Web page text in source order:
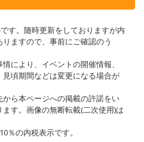
す。随時更新をしておりますが内
ますので、事前にご確認のう
により、イベントの開催情報、
頃期間などは変更になる場合が
ら本ページへの掲載の許諾をい
す。画像の無断転載(二次使用)は
％の内税表示です。